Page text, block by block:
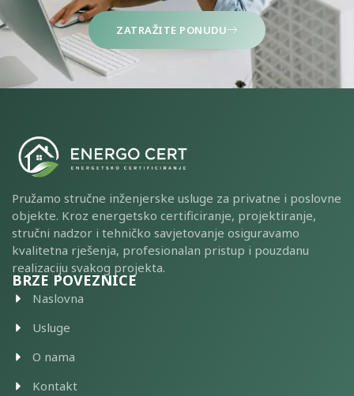
ZATRAŽITE PONUDU
Pružamo stručne inženjerske usluge za privatne i poslovne
objekte. Kroz energetsko certificiranje, projektiranje,
stručni nadzor i tehničko savjetovanje osiguravamo
kvalitetna rješenja, profesionalan pristup i pouzdanu
realizaciju svakog projekta.
BRZE POVEZNICE
Naslovna
Usluge
O nama
Kontakt